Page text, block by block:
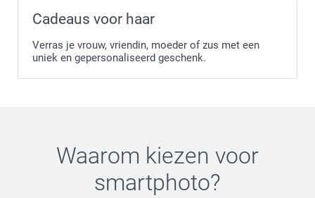
Cadeaus voor haar
Verras je vrouw, vriendin, moeder of zus met een
uniek en gepersonaliseerd geschenk.
Waarom kiezen voor
smartphoto?